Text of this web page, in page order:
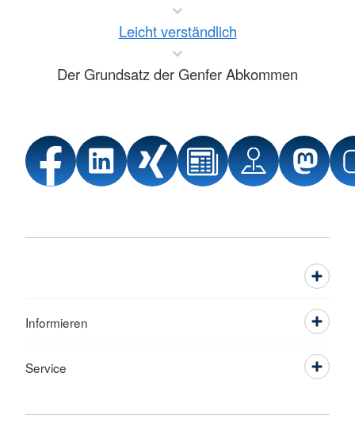
Leicht verständlich
Der Grundsatz der Genfer Abkommen
Informieren
Service